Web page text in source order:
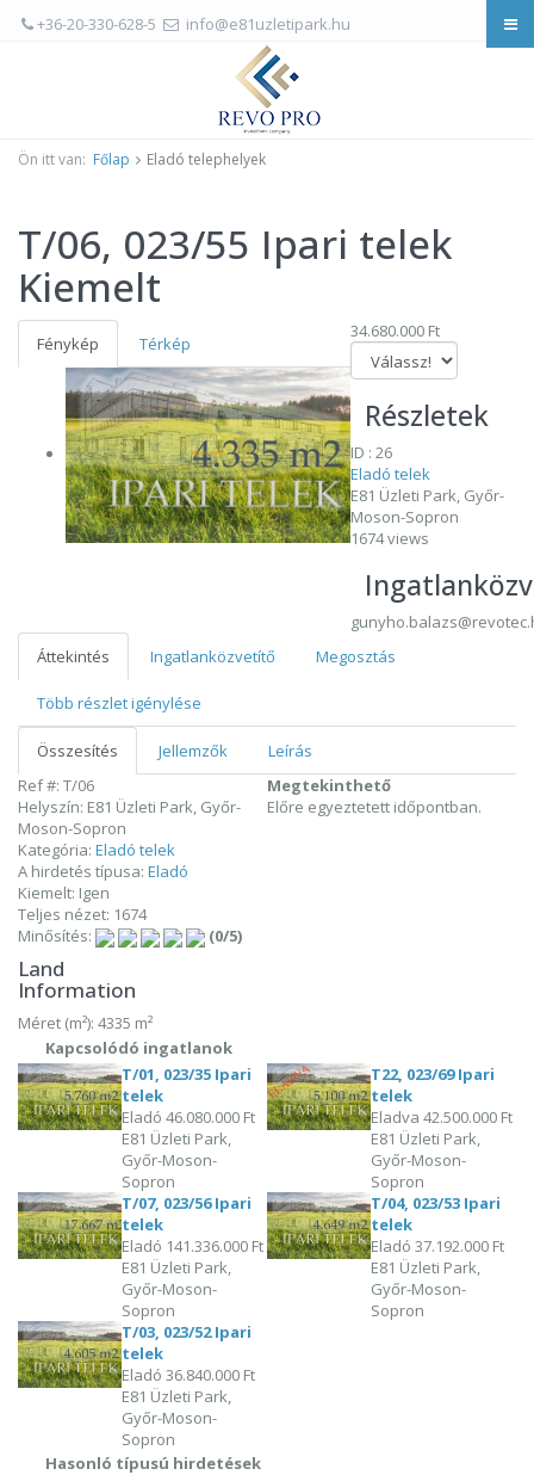
+36-20-330-628-5 info@e81uzletipark.hu
Ön itt van: Főlap Eladó telephelyek
T/06, 023/55 Ipari telek
Kiemelt
Fénykép Térkép
34.680.000 Ft
Részletek
ID : 26
Eladó telek
E81 Üzleti Park, Győr-
Moson-Sopron
1674 views
Áttekintés
Ingatlanközvetítő Megosztás
Több részlet igénylése
Összesítés Jellemzők
Leírás
Ref #: T/06
Helyszín: E81 Üzleti Park, Győr-
Moson-Sopron
Kategória: Eladó telek
A hirdetés típusa: Eladó
Kiemelt: Igen
Teljes nézet: 1674
Minősítés:
(0/5)
Megtekinthető
Előre egyeztetett időpontban.
Land
Information
Méret (m²): 4335 m²
Kapcsolódó ingatlanok
T/01, 023/35 Ipari
telek
Eladó46.080.000 Ft
E81 Üzleti Park,
Győr-Moson-
Sopron
T22, 023/69 Ipari
telek
Eladva42.500.000 Ft
E81 Üzleti Park,
Győr-Moson-
Sopron
T/07, 023/56 Ipari
telek
Eladó 141.336.000 Ft
E81 Üzleti Park,
Győr-Moson-
Sopron
T/04, 023/53 Ipari
telek
Eladó37.192.000 Ft
E81 Üzleti Park,
Győr-Moson-
Sopron
T/03, 023/52 Ipari
telek
Eladó36.840.000 Ft
E81 Üzleti Park,
Győr-Moson-
Sopron
Hasonló típusú hirdetések